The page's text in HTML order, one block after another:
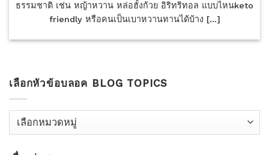
ธรรมชาติ เช่น หญ้าหวาน หล่อฮั้งก้วย อิริทริทอล แบบไหนketo
friendly หรือคนเป็นเบาหวานทานได้บ้าง [...]
เลือกหัวข้อบลอค BLOG TOPICS
เลือก